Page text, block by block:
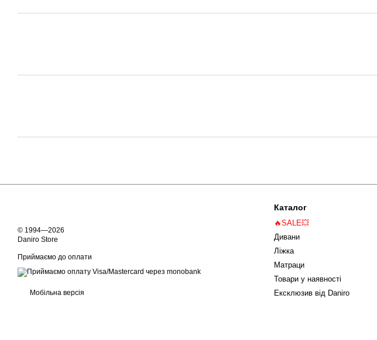
© 1994—2026
Daniro Store
Приймаємо до оплати
Мобільна версія
Каталог
🔥SALE💥
Дивани
Ліжка
Матраци
Товари у наявності
Ексклюзив від Daniro